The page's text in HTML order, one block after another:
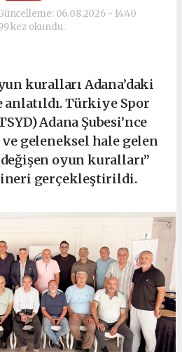
06.08.2026 - 14:40
kez okundu.
kuralları Adana’daki
Türkiye Spor
Adana Şubesi’nce
geleneksel hale gelen
oyun kuralları”
gerçekleştirildi.